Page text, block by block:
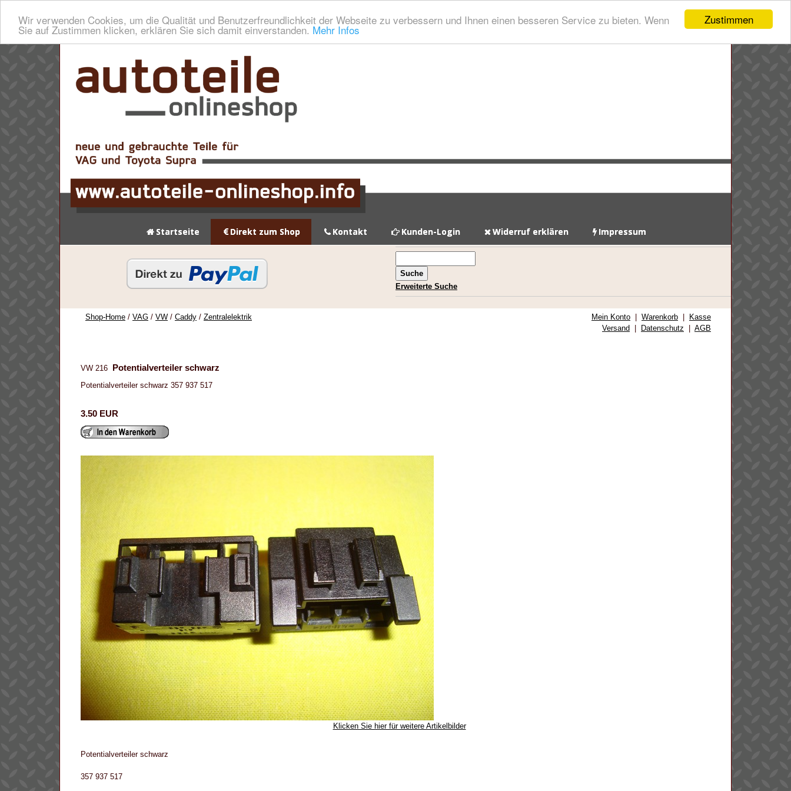
Zustimmen
Wir verwenden Cookies, um die Qualität und Benutzerfreundlichkeit der Webseite zu verbessern und Ihnen einen besseren Service zu bieten. Wenn
Sie auf Zustimmen klicken, erklären Sie sich damit einverstanden. Mehr Infos
Startseite Direkt zum Shop Kontakt Kunden-Login Widerruf erklären Impressum
Erweiterte Suche
Shop-Home / VAG / VW / Caddy / Zentralelektrik Mein Konto Warenkorb
Kasse
Versand
Datenschutz AGB
VW 216 Potentialverteiler schwarz
Potentialverteiler schwarz 357 937 517
3.50 EUR
Klicken Sie hier für weitere Artikelbilder
Potentialverteiler schwarz
357 937 517